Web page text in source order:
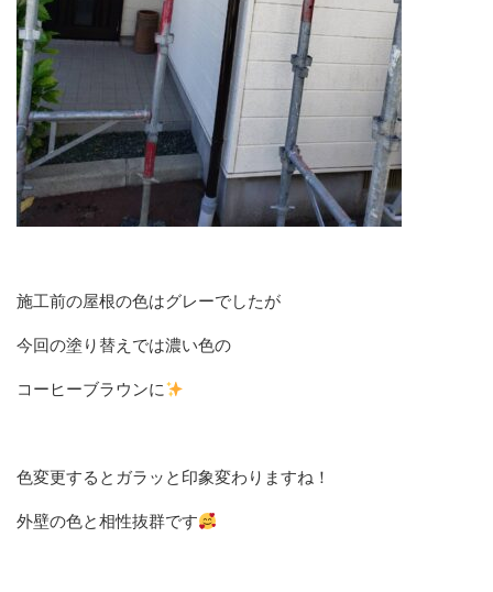
施工前の屋根の色はグレーでしたが
今回の塗り替えでは濃い色の
コーヒーブラウンに
色変更するとガラッと印象変わりますね！
外壁の色と相性抜群です